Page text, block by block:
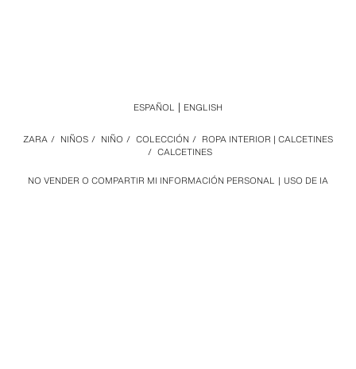
NO VENDER O COMPARTIR MI INFORMACIÓN PERSONAL USO DE IA
ZARA / NIÑOS / NIÑO / COLECCIÓN / ROPA INTERIOR | CALCETINES
/ CALCETINES
ESPAÑOL ENGLISH